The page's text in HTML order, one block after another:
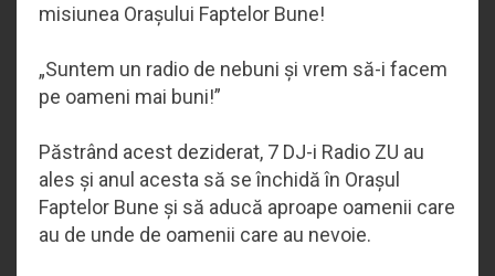
misiunea Orașului Faptelor Bune!
„Suntem un radio de nebuni și vrem să-i facem
pe oameni mai buni!”
Păstrând acest deziderat, 7 DJ-i Radio ZU au
ales și anul acesta să se închidă în Orașul
Faptelor Bune și să aducă aproape oamenii care
au de unde de oamenii care au nevoie.